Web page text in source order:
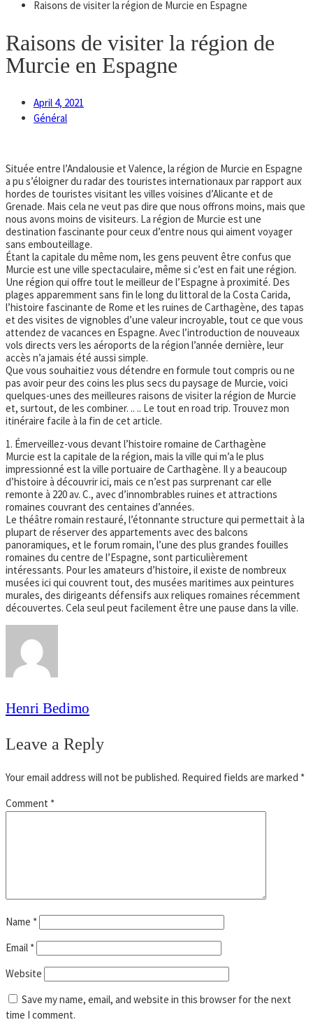
Raisons de visiter la région de Murcie en Espagne
Raisons de visiter la région de
Murcie en Espagne
April 4, 2021
Général
Située entre l’Andalousie et Valence, la région de Murcie en Espagne
a pu s’éloigner du radar des touristes internationaux par rapport aux
hordes de touristes visitant les villes voisines d’Alicante et de
Grenade. Mais cela ne veut pas dire que nous offrons moins, mais que
nous avons moins de visiteurs. La région de Murcie est une
destination fascinante pour ceux d’entre nous qui aiment voyager
sans embouteillage.
Étant la capitale du même nom, les gens peuvent être confus que
Murcie est une ville spectaculaire, même si c’est en fait une région.
Une région qui offre tout le meilleur de l’Espagne à proximité. Des
plages apparemment sans fin le long du littoral de la Costa Carida,
l’histoire fascinante de Rome et les ruines de Carthagène, des tapas
et des visites de vignobles d’une valeur incroyable, tout ce que vous
attendez de vacances en Espagne. Avec l’introduction de nouveaux
vols directs vers les aéroports de la région l’année dernière, leur
accès n’a jamais été aussi simple.
Que vous souhaitiez vous détendre en formule tout compris ou ne
pas avoir peur des coins les plus secs du paysage de Murcie, voici
quelques-unes des meilleures raisons de visiter la région de Murcie
et, surtout, de les combiner. .. .. Le tout en road trip. Trouvez mon
itinéraire facile à la fin de cet article.
1. Émerveillez-vous devant l’histoire romaine de Carthagène
Murcie est la capitale de la région, mais la ville qui m’a le plus
impressionné est la ville portuaire de Carthagène. Il y a beaucoup
d’histoire à découvrir ici, mais ce n’est pas surprenant car elle
remonte à 220 av. C., avec d’innombrables ruines et attractions
romaines couvrant des centaines d’années.
Le théâtre romain restauré, l’étonnante structure qui permettait à la
plupart de réserver des appartements avec des balcons
panoramiques, et le forum romain, l’une des plus grandes fouilles
romaines du centre de l’Espagne, sont particulièrement
intéressants. Pour les amateurs d’histoire, il existe de nombreux
musées ici qui couvrent tout, des musées maritimes aux peintures
murales, des dirigeants défensifs aux reliques romaines récemment
découvertes. Cela seul peut facilement être une pause dans la ville.
Henri Bedimo
Leave a Reply
Your email address will not be published. Required fields are marked *
Comment *
Name *
Email *
Website
Save my name, email, and website in this browser for the next
time I comment.